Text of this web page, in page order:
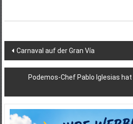
Beitragsnavigation
Carnaval auf der Gran Vía
Podemos-Chef Pablo Iglesias